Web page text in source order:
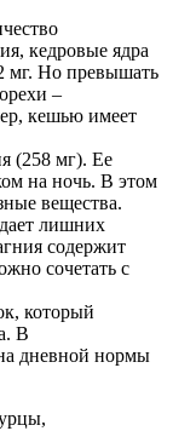
кедровые ядра
мг. Но превышать
–
кешью имеет
(258 мг). Ее
на ночь. В этом
вещества.
лишних
содержит
сочетать с
который
В
дневной нормы